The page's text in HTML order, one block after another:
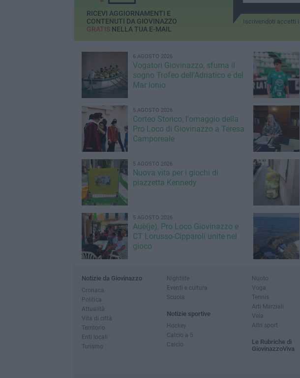
Iscrivendoti accetti i
RICEVI AGGIORNAMENTI E
CONTENUTI DA GIOVINAZZO
GRATISNELLA TUA E-MAIL
6 AGOSTO 2026
Vogatori Giovinazzo, sfuma il
sogno Trofeo dell'Adriatico e del
Mar Ionio
5 AGOSTO 2026
Corteo Storico, l'omaggio della
Pro Loco di Giovinazzo a Teresa
Camporeale
5 AGOSTO 2026
Nuova vita per i giochi di
piazzetta Kennedy
5 AGOSTO 2026
Auè(je), Pro Loco Giovinazzo e
CT Lorusso-Cipparoli unite nel
gioco
Notizie da Giovinazzo
Cronaca
Politica
Attualità
Vita di città
Territorio
Enti locali
Turismo
Nightlife
Eventi e cultura
Scuola
Notizie sportive
Hockey
Calcio a 5
Calcio
Nuoto
Voga
Tennis
Arti Marziali
Vela
Altri sport
Le Rubriche di
GiovinazzoViva